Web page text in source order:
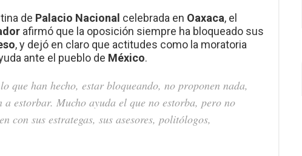
de Palacio Nacional celebrada en Oaxaca, el
afirmó que la oposición siempre ha bloqueado sus
, y dejó en claro que actitudes como la moratoria
ante el pueblo de México.
que han hecho, estar bloqueando, no proponen nada,
a estorbar. Mucho ayuda el que no estorba, pero no
con sus estrategas, sus asesores, politólogos,